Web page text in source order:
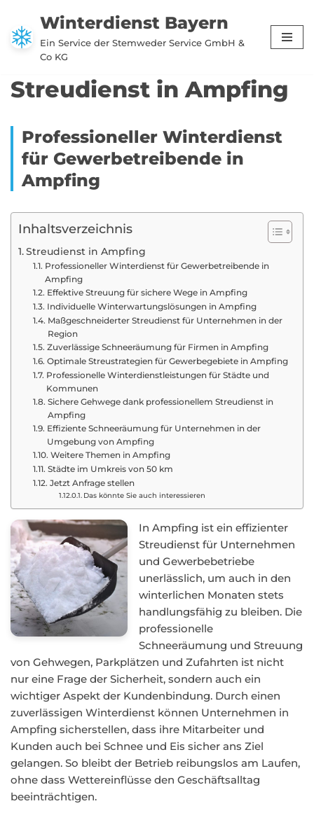
Zum
Inhalt
Winterdienst Bayern
Ein Service der Stemweder Service GmbH &
Co KG
Streudienst in Ampfing
Professioneller Winterdienst
für Gewerbetreibende in
Ampfing
Inhaltsverzeichnis
Streudienst in Ampfing
Professioneller Winterdienst für Gewerbetreibende in
Ampfing
Effektive Streuung für sichere Wege in Ampfing
Individuelle Winterwartungslösungen in Ampfing
Maßgeschneiderter Streudienst für Unternehmen in der
Region
Zuverlässige Schneeräumung für Firmen in Ampfing
Optimale Streustrategien für Gewerbegebiete in Ampfing
Professionelle Winterdienstleistungen für Städte und
Kommunen
Sichere Gehwege dank professionellem Streudienst in
Ampfing
Effiziente Schneeräumung für Unternehmen in der
Umgebung von Ampfing
Weitere Themen in Ampfing
Städte im Umkreis von 50 km
Jetzt Anfrage stellen
Das könnte Sie auch interessieren
In Ampfing ist ein effizienter
Streudienst für Unternehmen
und Gewerbebetriebe
unerlässlich, um auch in den
winterlichen Monaten stets
handlungsfähig zu bleiben. Die
professionelle
Schneeräumung und Streuung
von Gehwegen, Parkplätzen und Zufahrten ist nicht
nur eine Frage der Sicherheit, sondern auch ein
wichtiger Aspekt der Kundenbindung. Durch einen
zuverlässigen Winterdienst können Unternehmen in
Ampfing sicherstellen, dass ihre Mitarbeiter und
Kunden auch bei Schnee und Eis sicher ans Ziel
gelangen. So bleibt der Betrieb reibungslos am Laufen,
ohne dass Wettereinflüsse den Geschäftsalltag
beeinträchtigen.